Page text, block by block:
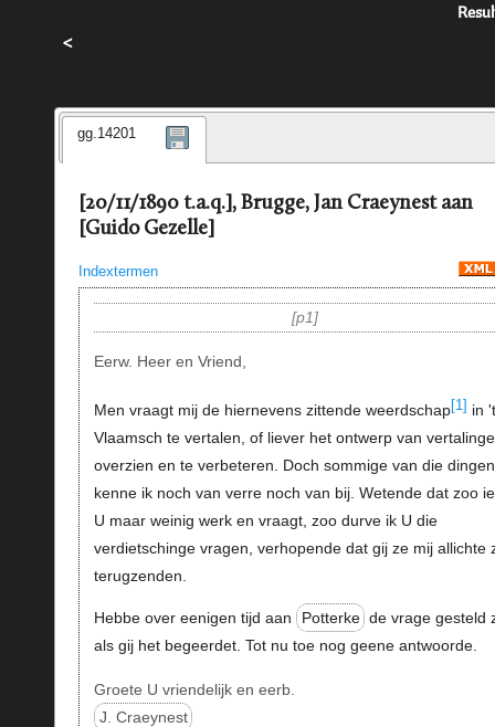
<
gg.14201
[20/11/1890 t.a.q.], Brugge, Jan Craeynest aan
[Guido Gezelle]
Indextermen
p1
Eerw. Heer en Vriend,
Men vraagt mij de hiernevens zittende weerdschap [1]
in 't
Vlaamsch te vertalen, of liever het ontwerp van
overzien en te verbeteren. Doch sommige van die
kenne ik noch van verre noch van bij. Wetende dat zoo
U maar weinig werk en vraagt, zoo durve ik U die
verdietschinge vragen, verhopende dat gij ze mij allichte
terugzenden.
Hebbe over eenigen tijd aan Potterke de vrage gesteld
als gij het begeerdet. Tot nu toe nog geene antwoorde.
Groete U vriendelijk en eerb.
J. Craeynest